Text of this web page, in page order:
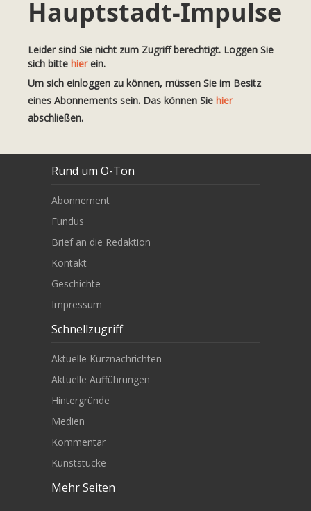
Hauptstadt-Impulse
Leider sind Sie nicht zum Zugriff berechtigt. Loggen Sie
sich bitte hierein.
Um sich einloggen zu können, müssen Sie im Besitz
eines Abonnements sein. Das können Sie hier
abschließen.
Rund um O-Ton
Abonnement
Fundus
Brief an die Redaktion
Kontakt
Geschichte
Impressum
Schnellzugriff
Aktuelle Kurznachrichten
Aktuelle Aufführungen
Hintergründe
Medien
Kommentar
Kunststücke
Mehr Seiten